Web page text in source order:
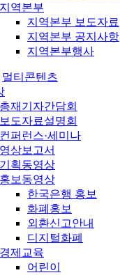
지역본부
지역본부 보도자료
지역본부 공지사항
지역본부행사
멀티콘텐츠
총재기자간담회
보도자료설명회
컨퍼런스·세미나
영상보고서
기획동영상
홍보동영상
한국은행 홍보
화폐홍보
외환신고안내
디지털화폐
경제교육
어린이